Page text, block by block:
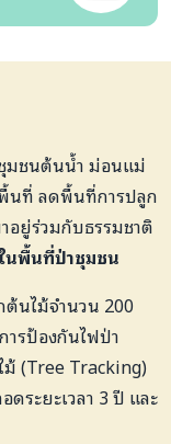
ชนต้นน้ำ ม่อนแม่
พื้นที่ ลดพื้นที่การปลูก
อยู่ร่วมกับธรรมชาติ
นพื้นที่ป่าชุมชน
นไม้จำนวน 200
รป้องกันไฟป่า
(Tree Tracking)
ระยะเวลา 3 ปี และ